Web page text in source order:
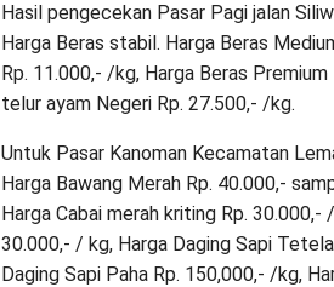
Hasil pengecekan Pasar Pagi jalan
Harga Beras stabil. Harga Beras
Rp. 11.000,- /kg, Harga Beras
telur ayam Negeri Rp. 27.500,- /kg.
Untuk Pasar Kanoman Kecamatan
Harga Bawang Merah Rp. 40.000,-
Harga Cabai merah kriting Rp. 30.000,-
30.000,- / kg, Harga Daging Sapi
Daging Sapi Paha Rp. 150,000,- /kg,